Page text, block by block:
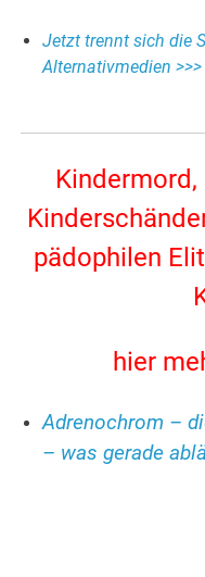
Jetzt trennt sich die
Alternativmedien >>>
pädophilen
hier
Adrenochrom –
– was gerade